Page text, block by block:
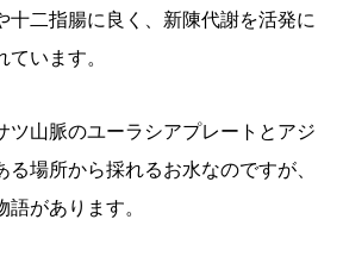
十二指腸に良く、新陳代謝を活発に
います。
ツ山脈のユーラシアプレートとアジ
場所から採れるお水なのですが、
があります。